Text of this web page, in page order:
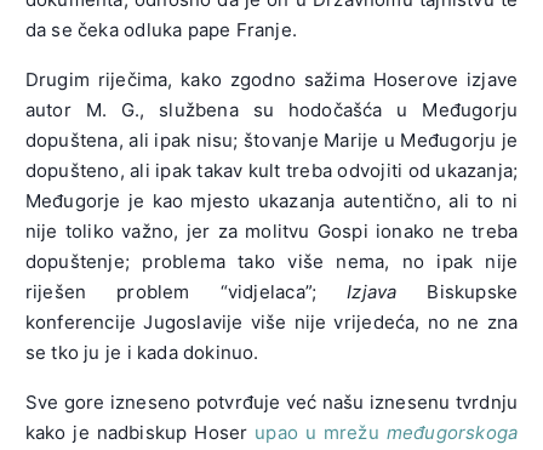
da se čeka odluka pape Franje.
Drugim riječima, kako zgodno sažima Hoserove izjave
autor M. G., službena su hodočašća u Međugorju
dopuštena, ali ipak nisu; štovanje Marije u Međugorju je
dopušteno, ali ipak takav kult treba odvojiti od ukazanja;
Međugorje je kao mjesto ukazanja autentično, ali to ni
nije toliko važno, jer za molitvu Gospi ionako ne treba
dopuštenje; problema tako više nema, no ipak nije
riješen problem “vidjelaca”;Izjava Biskupske
konferencije Jugoslavije više nije vrijedeća, no ne zna
se tko ju je i kada dokinuo.
Sve gore izneseno potvrđuje već našu iznesenu tvrdnju
kako je nadbiskup Hoser upao u mrežu međugorskoga